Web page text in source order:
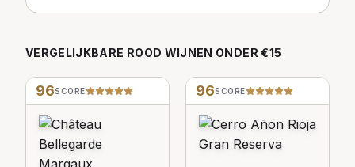
VERGELIJKBARE ROOD WIJNEN ONDER €15
96SCORE 96SCORE